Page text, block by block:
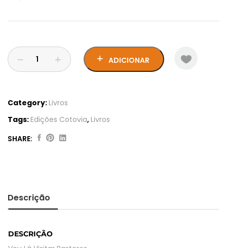
quantity
ADICIONAR
Category:Livros
Tags:Edições Cotovia, Livros
SHARE:
Descrição
DESCRIÇÃO